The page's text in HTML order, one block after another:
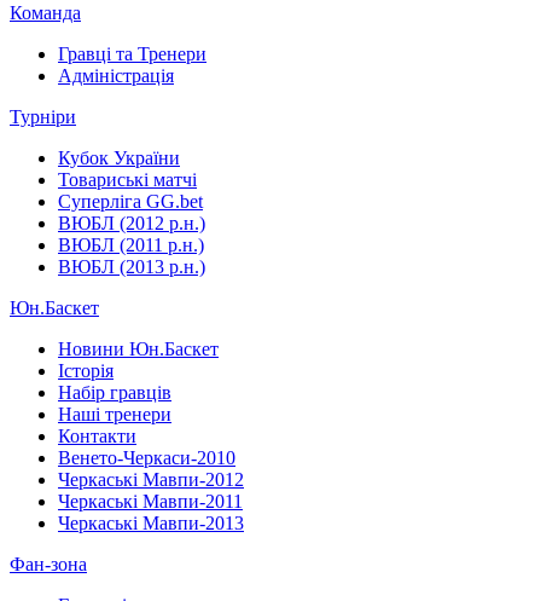
Команда
Гравці та Тренери
Адміністрація
Турніри
Кубок України
Товариські матчі
Суперліга GG.bet
ВЮБЛ (2012 р.н.)
ВЮБЛ (2011 р.н.)
ВЮБЛ (2013 р.н.)
Юн.Баскет
Новини Юн.Баскет
Історія
Набір гравців
Наші тренери
Контакти
Венето-Черкаси-2010
Черкаські Мавпи-2012
Черкаські Мавпи-2011
Черкаські Мавпи-2013
Фан-зона